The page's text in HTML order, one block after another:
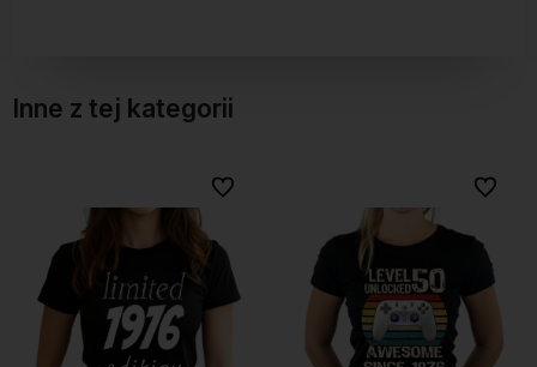
Inne z tej kategorii